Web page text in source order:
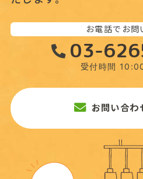
お電話でお問
03-
受付時間
お問い合わ